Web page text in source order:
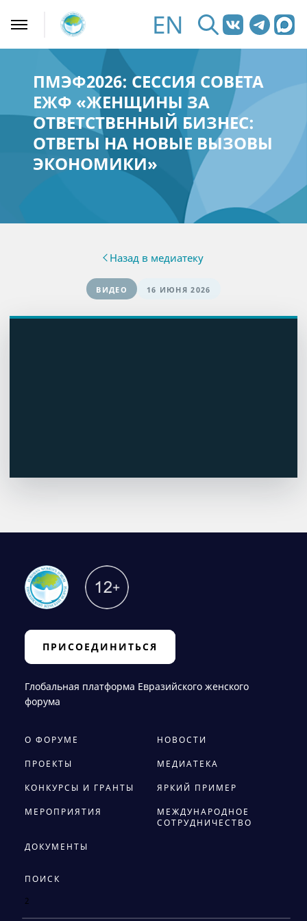
EN
ПМЭФ2026: СЕССИЯ СОВЕТА
ЕЖФ «ЖЕНЩИНЫ ЗА
ОТВЕТСТВЕННЫЙ БИЗНЕС:
ОТВЕТЫ НА НОВЫЕ ВЫЗОВЫ
ЭКОНОМИКИ»
Назад в медиатеку
ВИДЕО 16 ИЮНЯ 2026
ПРИСОЕДИНИТЬСЯ
Глобальная платформа Евразийского женского
форума
О ФОРУМЕ НОВОСТИ
ПРОЕКТЫ МЕДИАТЕКА
КОНКУРСЫ И ГРАНТЫ ЯРКИЙ ПРИМЕР
МЕРОПРИЯТИЯ
МЕЖДУНАРОДНОЕ
СОТРУДНИЧЕСТВО
ДОКУМЕНТЫ
ПОИСК
2